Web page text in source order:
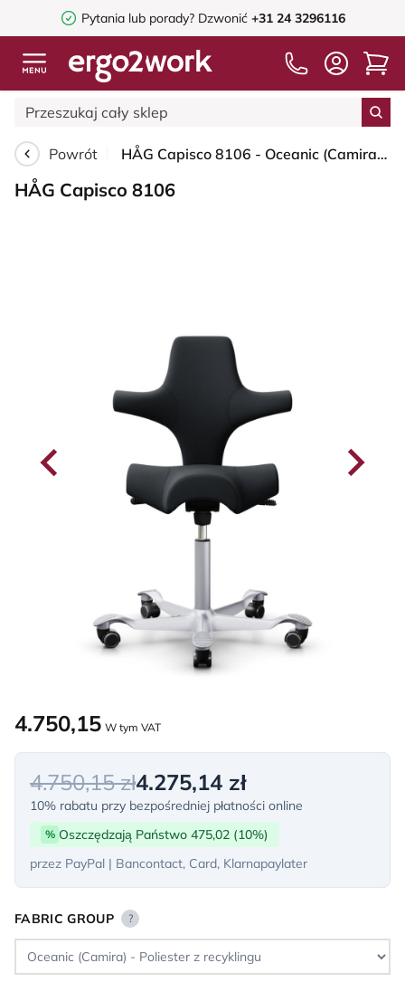
Pytania lub porady? Dzwonić +31 24 3296116
Powrót HÅG Capisco 8106 - Oceanic (Camira) - Poliester z recyklingu - OCI001 - Black - Silver - 265 mm (seat height 53-79cm) - Soft castors for hard floors
HÅG Capisco 8106
4.750,15 W tym VAT
4.750,15 zł4.275,14 zł
10% rabatu przy bezpośredniej płatności online
% Oszczędzają Państwo 475,02 (10%)
przez PayPal | Bancontact, Card, Klarnapaylater
FABRIC GROUP ?